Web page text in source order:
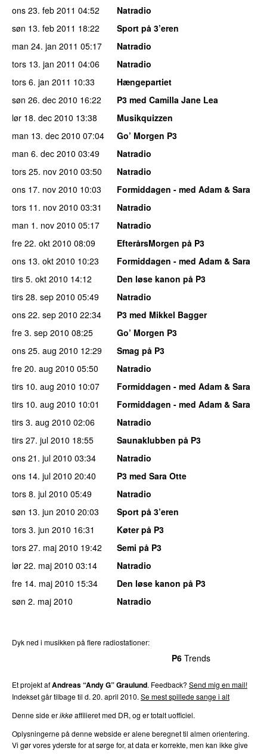
ons 23. feb 2011 04:52
Natradio
søn 13. feb 2011 18:22
Sport på 3’eren
man 24. jan 2011 05:17
Natradio
tors 13. jan 2011 04:06
Natradio
tors 6. jan 2011 10:33
Hængepartiet
søn 26. dec 2010 16:22
P3 med Camilla Jane Lea
lør 18. dec 2010 13:38
Musikquizzen
man 13. dec 2010 07:04
Go’ Morgen P3
man 6. dec 2010 03:49
Natradio
tors 25. nov 2010 03:50
Natradio
ons 17. nov 2010 10:03
Formiddagen - med Adam & Sara
tors 11. nov 2010 03:31
Natradio
man 1. nov 2010 05:17
Natradio
fre 22. okt 2010 08:09
EfterårsMorgen på P3
ons 13. okt 2010 10:23
Formiddagen - med Adam & Sara
tirs 5. okt 2010 14:12
Den løse kanon på P3
tirs 28. sep 2010 05:49
Natradio
ons 22. sep 2010 22:34
P3 med Mikkel Bagger
fre 3. sep 2010 08:25
Go’ Morgen P3
ons 25. aug 2010 12:29
Smag på P3
fre 20. aug 2010 05:50
Natradio
tirs 10. aug 2010 10:07
Formiddagen - med Adam & Sara
tirs 10. aug 2010 10:01
Formiddagen - med Adam & Sara
tirs 3. aug 2010 02:06
Natradio
tirs 27. jul 2010 18:55
Saunaklubben på P3
ons 21. jul 2010 03:34
Natradio
ons 14. jul 2010 20:40
P3 med Sara Otte
tors 8. jul 2010 05:49
Natradio
søn 13. jun 2010 20:03
Sport på 3’eren
tors 3. jun 2010 16:31
Køter på P3
tors 27. maj 2010 19:42
Semi på P3
lør 22. maj 2010 03:14
Natradio
fre 14. maj 2010 15:34
Den løse kanon på P3
søn 2. maj 2010
Natradio
Dyk ned i musikken på flere radiostationer:
P6 Trends
Et projekt afAndreas “Andy G” Graulund. Feedback? Send mig en mail!
Indekset går tilbage til d. 20. april 2010. Se mest spillede sange i alt
Denne side erikkeaffilieret med DR, og er totalt uofficiel.
Oplysningerne på denne webside er alene beregnet til almen orientering.
Vi gør vores yderste for at sørge for, at data er korrekte, men kan ikke give